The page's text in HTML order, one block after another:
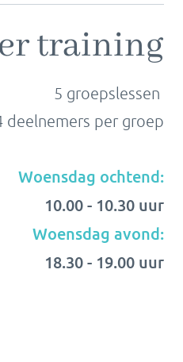
training
5 groepslessen
deelnemers per groep
Woensdag ochtend:
10.00 - 10.30 uur
Woensdag avond:
18.30 - 19.00 uur